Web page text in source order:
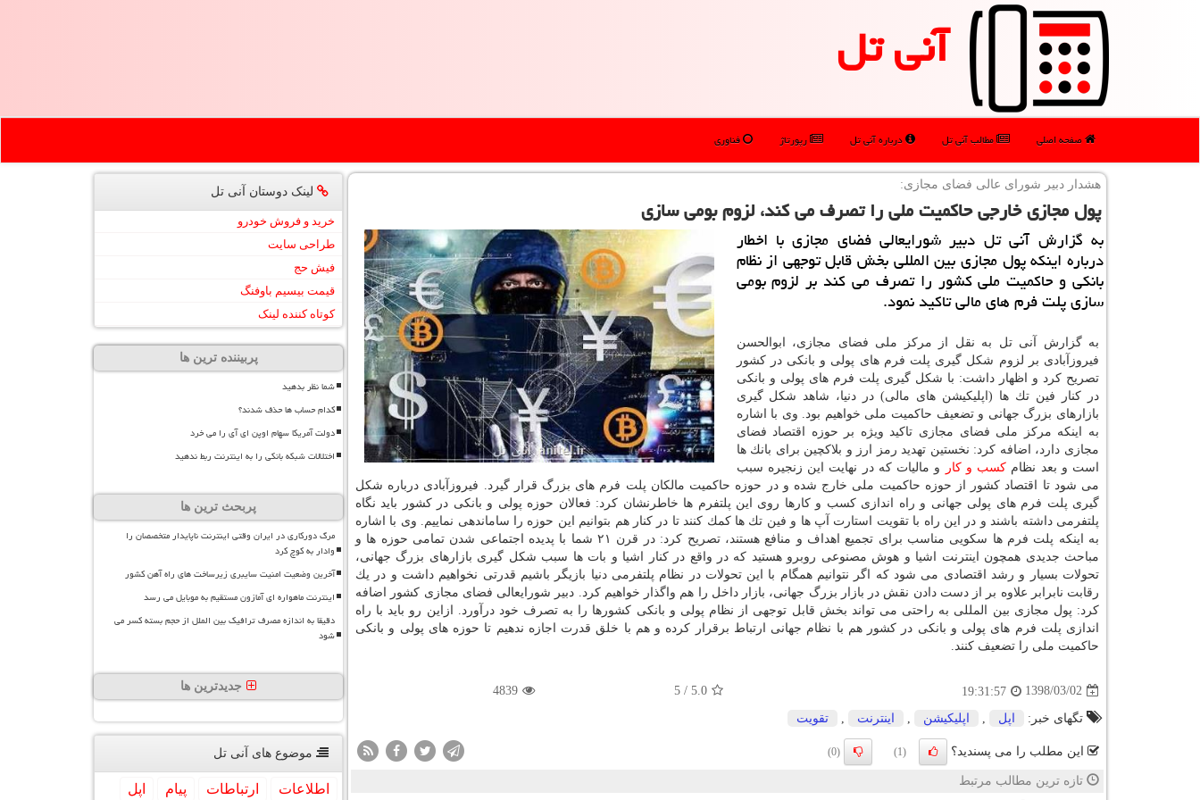
آنی تل
صفحه اصلی مطالب آنی تل درباره آنی تل رپورتاژ فناوری
هشدار دبیر شورای عالی فضای مجازی:
پول مجازی خارجی حاكمیت ملی را تصرف می كند، لزوم بومی سازی
به گزارش آنی تل دبیر شورایعالی فضای مجازی با اخطار
درباره اینكه پول مجازی بین المللی بخش قابل توجهی از نظام
بانكی و حاكمیت ملی كشور را تصرف می كند بر لزوم بومی
سازی پلت فرم های مالی تاكید نمود.
به گزارش آنی تل به نقل از مركز ملی فضای مجازی، ابوالحسن
فیروزآبادی بر لزوم شكل گیری پلت فرم های پولی و بانكی در كشور
تصریح كرد و اظهار داشت: با شكل گیری پلت فرم های پولی و بانكی
در كنار فین تك ها (اپلیكیشن های مالی) در دنیا، شاهد شكل گیری
بازارهای بزرگ جهانی و تضعیف حاكمیت ملی خواهیم بود. وی با اشاره
به اینكه مركز ملی فضای مجازی تاكید ویژه بر حوزه اقتصاد فضای
مجازی دارد، اضافه كرد: نخستین تهدید رمز ارز و بلاكچین برای بانك ها
است و بعد نظام كسب و كار
و مالیات كه در نهایت این زنجیره سبب
می شود تا اقتصاد كشور از حوزه حاكمیت ملی خارج شده و در حوزه حاكمیت مالكان پلت فرم های بزرگ قرار گیرد. فیروزآبادی درباره شكل
گیری پلت فرم های پولی جهانی و راه اندازی كسب و كارها روی این پلتفرم ها خاطرنشان كرد: فعالان حوزه پولی و بانكی در كشور باید نگاه
پلتفرمی داشته باشند و در این راه با تقویت استارت آپ ها و فین تك ها كمك كنند تا در كنار هم بتوانیم این حوزه را ساماندهی نماییم. وی با اشاره
به اینكه پلت فرم ها سكویی مناسب برای تجمیع اهداف و منافع هستند، تصریح كرد: در قرن ۲۱ شما با پدیده اجتماعی شدن تمامی حوزه ها و
مباحث جدیدی همچون اینترنت اشیا و هوش مصنوعی روبرو هستید كه در واقع در كنار اشیا و بات ها سبب شكل گیری بازارهای بزرگ جهانی،
تحولات بسیار و رشد اقتصادی می شود كه اگر نتوانیم همگام با این تحولات در نظام پلتفرمی دنیا بازیگر باشیم قدرتی نخواهیم داشت و در یك
رقابت نابرابر علاوه بر از دست دادن نقش در بازار بزرگ جهانی، بازار داخل را هم واگذار خواهیم كرد. دبیر شورایعالی فضای مجازی كشور اضافه
كرد: پول مجازی بین المللی به راحتی می تواند بخش قابل توجهی از نظام پولی و بانكی كشورها را به تصرف خود درآورد. ازاین رو باید با راه
اندازی پلت فرم های پولی و بانكی در كشور هم با نظام جهانی ارتباط برقرار كرده و هم با خلق قدرت اجازه ندهیم تا حوزه های پولی و بانكی
حاكمیت ملی را تضعیف كنند.
1398/03/02
19:31:57
5.0
/
5
4839
تگهای خبر: اپل اپلیكیشن اینترنت تقویت
این مطلب را می پسندید؟ (1)
(0)
تازه ترین مطالب مرتبط
لینک دوستان آنی تل
خرید و فروش خودرو
طراحی سایت
فیش حج
قیمت بیسیم باوفنگ
کوتاه کننده لینک
پربیننده ترین ها
شما نظر بدهید
کدام حساب ها حذف شدند؟
دولت آمریکا سهام اوپن ای آی را می خرد
اختلالات شبکه بانکی را به اینترنت ربط ندهید
پربحث ترین ها
مرگ دورکاری در ایران وقتی اینترنت ناپایدار متخصصان را
وادار به کوچ کرد
آخرین وضعیت امنیت سایبری زیرساخت های راه آهن کشور
اینترنت ماهواره ای آمازون مستقیم به موبایل می رسد
دقیقا به اندازه مصرف ترافیک بین الملل از حجم بسته کسر می
شود
جدیدترین ها
موضوع های آنی تل
اطلاعات ارتباطات پیام
اپل